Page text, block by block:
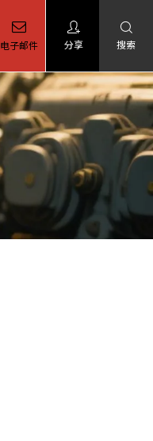
电子邮件 分享 搜索